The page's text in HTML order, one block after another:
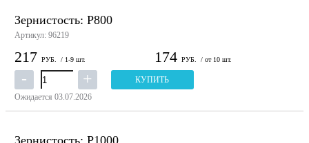
Зернистость: P800
Артикул: 96219
217 РУБ. / 1-9 шт. 174 РУБ. / от 10 шт.
КУПИТЬ
Ожидается 03.07.2026
Зернистость: P1000